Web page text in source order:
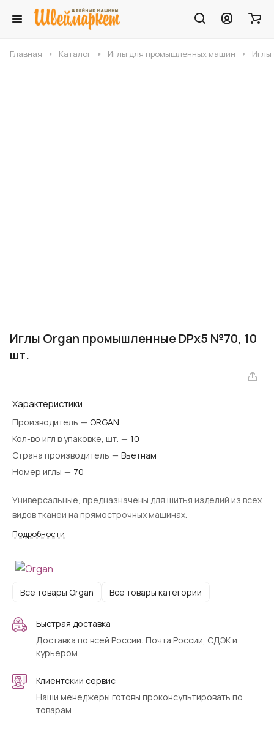
Главная Каталог Иглы для промышленных машин Иглы
Иглы Organ промышленные DPx5 №70, 10
шт.
Характеристики
Производитель — ORGAN
Кол-во игл в упаковке, шт. — 10
Страна производитель — Вьетнам
Номер иглы — 70
Универсальные, предназначены для шитья изделий из всех
видов тканей на прямострочных машинах.
Подробности
Все товары Organ Все товары категории
Быстрая доставка
Доставка по всей России: Почта России, СДЭК и
курьером.
Клиентский сервис
Наши менеджеры готовы проконсультировать по
товарам